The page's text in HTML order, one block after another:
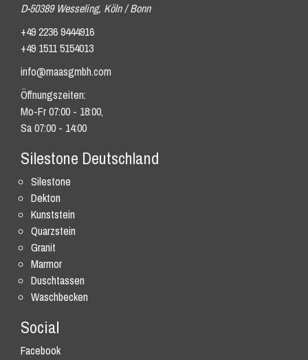
D-50389 Wesseling, Köln / Bonn
+49 2236 9444916
+49 1511 5154013
info@maasgmbh.com
Öffnungszeiten:
Mo-Fr 07:00 - 18:00,
Sa 07:00 - 14:00
Silestone Deutschland
Silestone
Dekton
Kunststein
Quarzstein
Granit
Marmor
Duschtassen
Waschbecken
Social
Facebook